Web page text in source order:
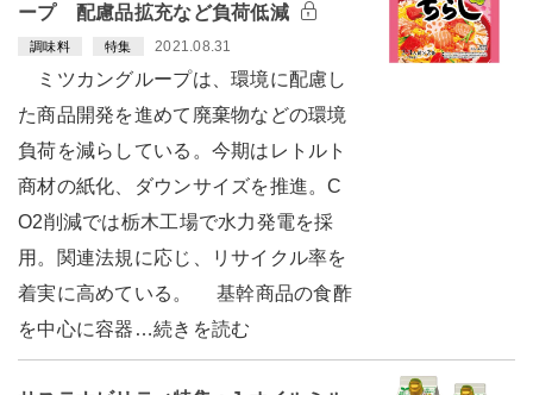
ープ 配慮品拡充など負荷低減
調味料 特集 2021.08.31
ミツカングループは、環境に配慮し
た商品開発を進めて廃棄物などの環境
負荷を減らしている。今期はレトルト
商材の紙化、ダウンサイズを推進。C
O2削減では栃木工場で水力発電を採
用。関連法規に応じ、リサイクル率を
着実に高めている。 基幹商品の食酢
を中心に容器…続きを読む